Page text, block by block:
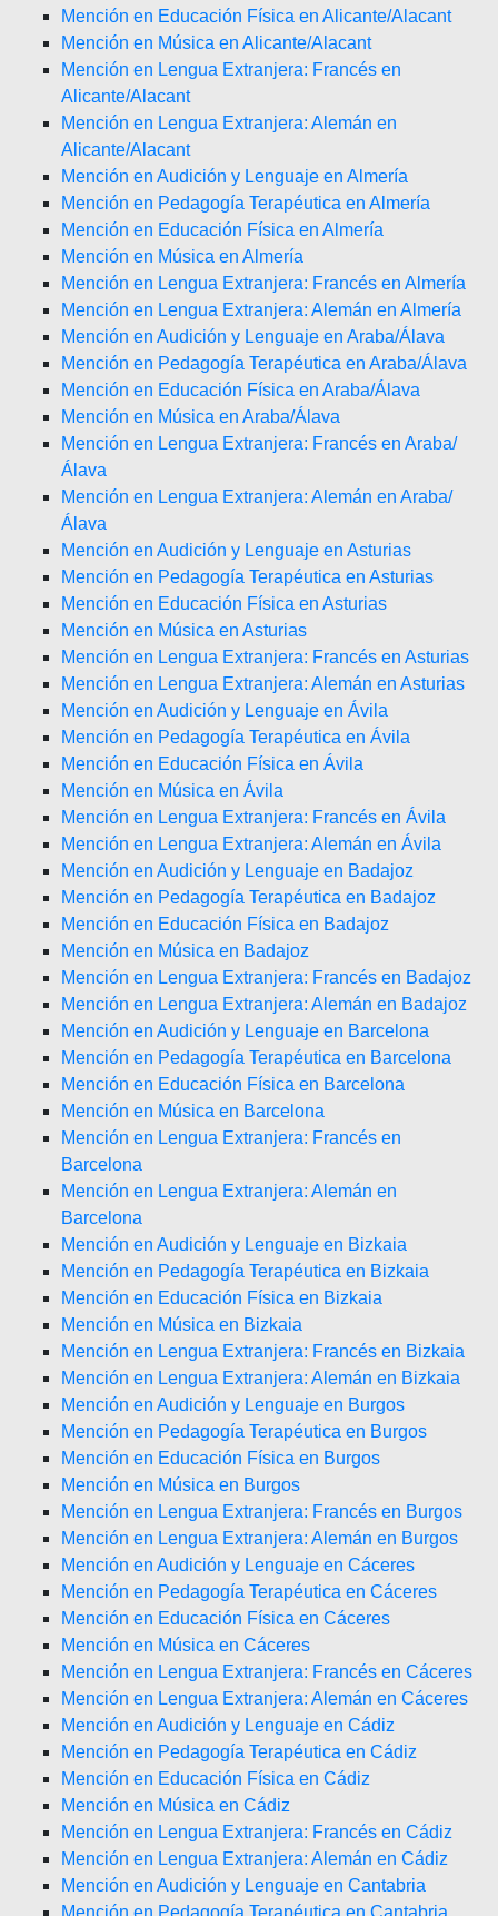
Mención en Educación Física en Alicante/Alacant
Mención en Música en Alicante/Alacant
Mención en Lengua Extranjera: Francés en
Alicante/Alacant
Mención en Lengua Extranjera: Alemán en
Alicante/Alacant
Mención en Audición y Lenguaje en Almería
Mención en Pedagogía Terapéutica en Almería
Mención en Educación Física en Almería
Mención en Música en Almería
Mención en Lengua Extranjera: Francés en Almería
Mención en Lengua Extranjera: Alemán en Almería
Mención en Audición y Lenguaje en Araba/Álava
Mención en Pedagogía Terapéutica en Araba/Álava
Mención en Educación Física en Araba/Álava
Mención en Música en Araba/Álava
Mención en Lengua Extranjera: Francés en Araba/
Álava
Mención en Lengua Extranjera: Alemán en Araba/
Álava
Mención en Audición y Lenguaje en Asturias
Mención en Pedagogía Terapéutica en Asturias
Mención en Educación Física en Asturias
Mención en Música en Asturias
Mención en Lengua Extranjera: Francés en Asturias
Mención en Lengua Extranjera: Alemán en Asturias
Mención en Audición y Lenguaje en Ávila
Mención en Pedagogía Terapéutica en Ávila
Mención en Educación Física en Ávila
Mención en Música en Ávila
Mención en Lengua Extranjera: Francés en Ávila
Mención en Lengua Extranjera: Alemán en Ávila
Mención en Audición y Lenguaje en Badajoz
Mención en Pedagogía Terapéutica en Badajoz
Mención en Educación Física en Badajoz
Mención en Música en Badajoz
Mención en Lengua Extranjera: Francés en Badajoz
Mención en Lengua Extranjera: Alemán en Badajoz
Mención en Audición y Lenguaje en Barcelona
Mención en Pedagogía Terapéutica en Barcelona
Mención en Educación Física en Barcelona
Mención en Música en Barcelona
Mención en Lengua Extranjera: Francés en
Barcelona
Mención en Lengua Extranjera: Alemán en
Barcelona
Mención en Audición y Lenguaje en Bizkaia
Mención en Pedagogía Terapéutica en Bizkaia
Mención en Educación Física en Bizkaia
Mención en Música en Bizkaia
Mención en Lengua Extranjera: Francés en Bizkaia
Mención en Lengua Extranjera: Alemán en Bizkaia
Mención en Audición y Lenguaje en Burgos
Mención en Pedagogía Terapéutica en Burgos
Mención en Educación Física en Burgos
Mención en Música en Burgos
Mención en Lengua Extranjera: Francés en Burgos
Mención en Lengua Extranjera: Alemán en Burgos
Mención en Audición y Lenguaje en Cáceres
Mención en Pedagogía Terapéutica en Cáceres
Mención en Educación Física en Cáceres
Mención en Música en Cáceres
Mención en Lengua Extranjera: Francés en Cáceres
Mención en Lengua Extranjera: Alemán en Cáceres
Mención en Audición y Lenguaje en Cádiz
Mención en Pedagogía Terapéutica en Cádiz
Mención en Educación Física en Cádiz
Mención en Música en Cádiz
Mención en Lengua Extranjera: Francés en Cádiz
Mención en Lengua Extranjera: Alemán en Cádiz
Mención en Audición y Lenguaje en Cantabria
Mención en Pedagogía Terapéutica en Cantabria